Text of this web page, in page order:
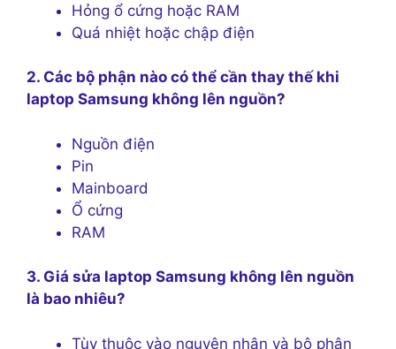
Hỏng ổ cứng hoặc RAM
Quá nhiệt hoặc chập điện
2. Các bộ phận nào có thể cần thay thế khi
laptop Samsung không lên nguồn?
Nguồn điện
Pin
Mainboard
Ổ cứng
RAM
3. Giá sửa laptop Samsung không lên nguồn
là bao nhiêu?
Tùy thuộc vào nguyên nhân và bộ phận